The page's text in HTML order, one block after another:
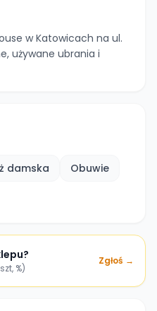
w Katowicach na ul.
używane ubrania i
damska
Obuwie
%)
Zgłoś →